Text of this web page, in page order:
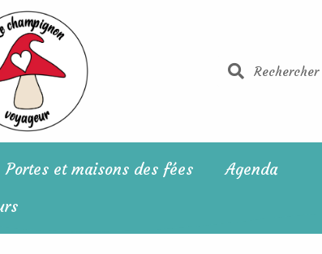
RechercherRechercher
Portes et maisons des fées
Agenda